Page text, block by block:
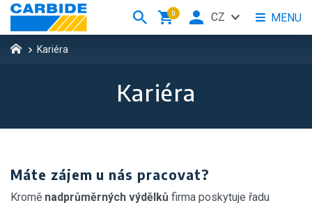
Kariéra
Kariéra
Máte zájem u nás pracovat?
Kromě nadprůměrných výdělků firma poskytuje řadu
0 MENU
CZ